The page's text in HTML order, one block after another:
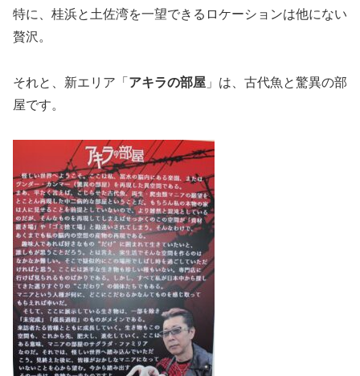
特に、桂浜と土佐湾を一望できるロケーションは他にない
贅沢。
それと、新エリア「 アキラの部屋 」は、古代魚と驚異の部
屋です。